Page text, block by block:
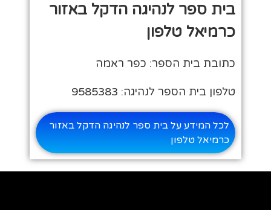
בית ספר לנהיגה הדקל באזור
כרמיאל טלפון
כתובת בית הספר: כפר ראמה
טלפון בית הספר לנהיגה: 9585383
לכל המידע על בית ספר לנהיגה הדקל באזור
כרמיאל טלפון